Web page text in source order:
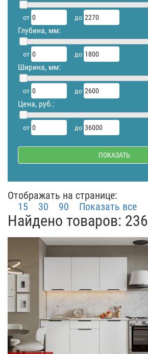
от до
Глубина, мм:
от до
Ширина, мм:
от до
Цена, руб.:
от до
Отображать на странице:
15
30 90 Показать все
Найдено товаров: 236